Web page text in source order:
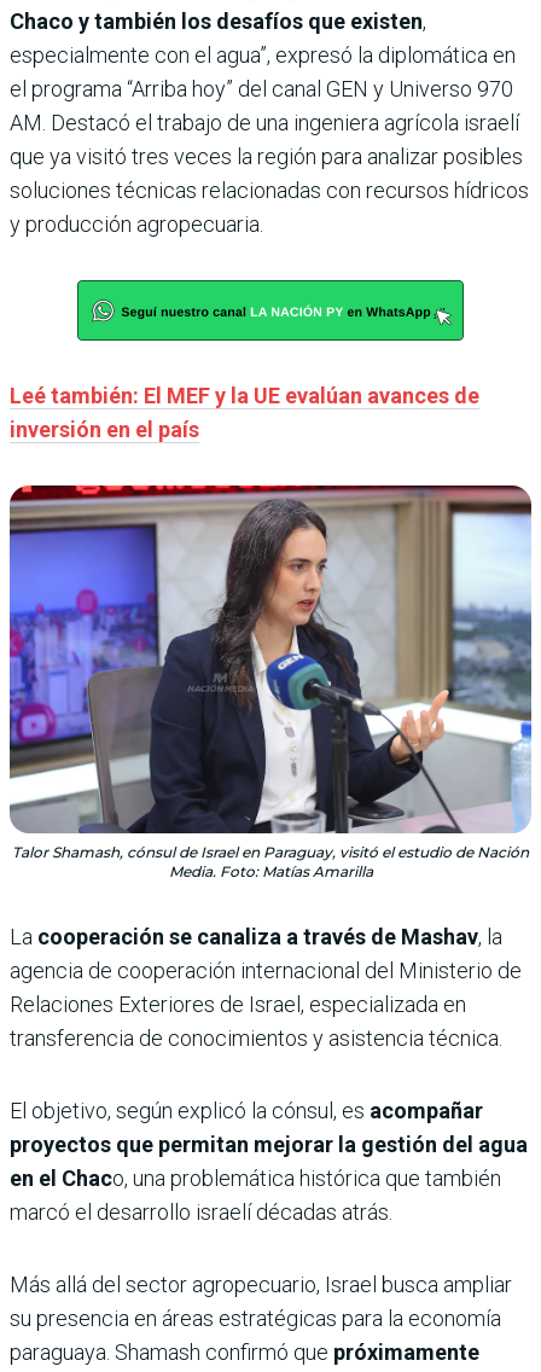
Chaco y también los desafíos que existen,
especialmente con el agua”, expresó la diplomática en
el programa “Arriba hoy” del canal GEN y Universo 970
AM. Destacó el trabajo de una ingeniera agrícola israelí
que ya visitó tres veces la región para analizar posibles
soluciones técnicas relacionadas con recursos hídricos
y producción agropecuaria.
Leé también: El MEF y la UE evalúan avances de
inversión en el país
Talor Shamash, cónsul de Israel en Paraguay, visitó el estudio de Nación
Media. Foto: Matías Amarilla
La cooperación se canaliza a través de Mashav, la
agencia de cooperación internacional del Ministerio de
Relaciones Exteriores de Israel, especializada en
transferencia de conocimientos y asistencia técnica.
El objetivo, según explicó la cónsul, es acompañar
proyectos que permitan mejorar la gestión del agua
en el Chaco, una problemática histórica que también
marcó el desarrollo israelí décadas atrás.
Más allá del sector agropecuario, Israel busca ampliar
su presencia en áreas estratégicas para la economía
paraguaya. Shamash confirmó que próximamente